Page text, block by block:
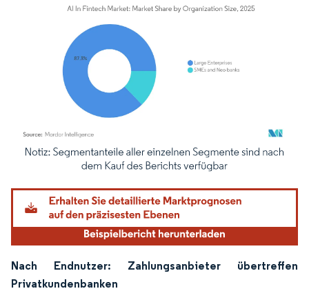
Bild © Mordor Intelligence. Wiederverwendung erfordert Namensnennung
Nach Endnutzer: Zahlungsanbieter übertreffen
Privatkundenbanken